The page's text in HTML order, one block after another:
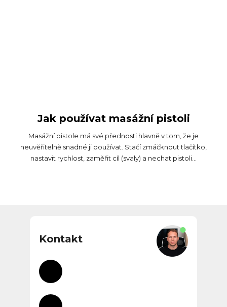
Jak používat masážní pistoli
Masážní pistole má své přednosti hlavně v tom, že je
neuvěřitelně snadné ji používat. Stačí zmáčknout tlačítko,
nastavit rychlost, zaměřit cíl (svaly) a nechat pistoli...
Kontakt